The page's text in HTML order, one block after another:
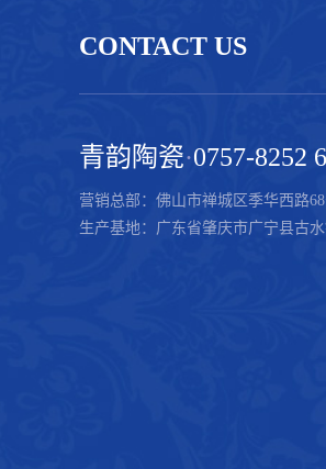
CONTACT US
青韵陶瓷·0757-8252
营销总部：佛山市禅城区季华西路
生产基地：广东省肇庆市广宁县古